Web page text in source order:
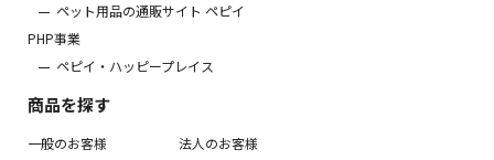
ペット用品の通販サイト ペピイ
PHP事業
ペピイ・ハッピープレイス
商品を探す
一般のお客様
法人のお客様